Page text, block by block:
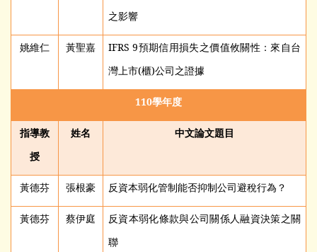
之影響
姚維仁 黃聖嘉 IFRS 9預期信用損失之價值攸關性：來自台
灣上市(櫃)公司之證據
110學年度
指導教
授
姓名 中文論文題目
黃德芬 張根豪 反資本弱化管制能否抑制公司避稅行為？
黃德芬 蔡伊庭
反資本弱化條款與公司關係人融資決策之關
聯